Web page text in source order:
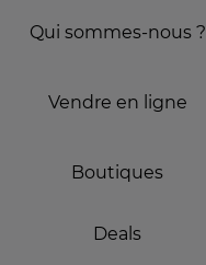
Qui sommes-nous ?
Vendre en ligne
Boutiques
Deals